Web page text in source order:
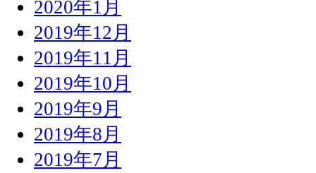
2020年1月
2019年12月
2019年11月
2019年10月
2019年9月
2019年8月
2019年7月